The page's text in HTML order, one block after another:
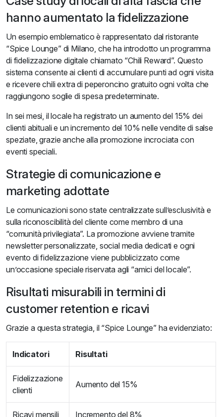
hanno aumentato la fidelizzazione
Un esempio emblematico è rappresentato dal ristorante
“Spice Lounge” di Milano, che ha introdotto un programma
di fidelizzazione digitale chiamato “Chili Reward”. Questo
sistema consente ai clienti di accumulare punti ad ogni visita
e ricevere chili extra di peperoncino gratuito ogni volta che
raggiungono soglie di spesa predeterminate.
In sei mesi, il locale ha registrato un aumento del 15% dei
clienti abituali e un incremento del 10% nelle vendite di salse
speziate, grazie anche alla promozione incrociata con
eventi speciali.
Strategie di comunicazione e
marketing adottate
Le comunicazioni sono state centralizzate sull’esclusività e
sulla riconoscibilità del cliente come membro di una
“comunità privilegiata”. La promozione avviene tramite
newsletter personalizzate, social media dedicati e ogni
evento di fidelizzazione viene pubblicizzato come
un’occasione speciale riservata agli “amici del locale”.
Risultati misurabili in termini di
customer retention e ricavi
Grazie a questa strategia, il “Spice Lounge” ha evidenziato:
Indicatori Risultati
Fidelizzazione
clienti
Aumento del 15%
Ricavi mensili Incremento del 8%